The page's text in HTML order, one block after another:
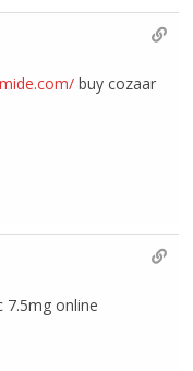
buy cozaar
7.5mg online